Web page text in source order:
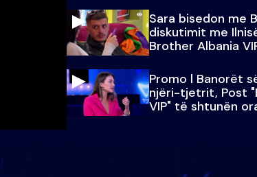
Sara bisedon me
diskutimit me
Brother Albania
Promo l Banorët
njëri-tjetrit, Post
VIP" të shtunën